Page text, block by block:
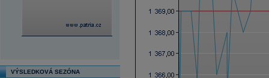
VÝSLEDKOVÁ SEZÓNA